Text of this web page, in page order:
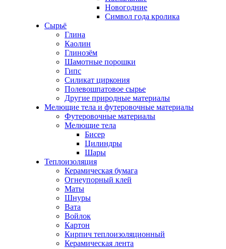
Новогодние
Символ года кролика
Сырьё
Глина
Каолин
Глинозём
Шамотные порошки
Гипс
Силикат циркония
Полевошпатовое сырье
Другие природные материалы
Мелющие тела и футеровочные материалы
Футеровочные материалы
Мелющие тела
Бисер
Цилиндры
Шары
Теплоизоляция
Керамическая бумага
Огнеупорный клей
Маты
Шнуры
Вата
Войлок
Картон
Кирпич теплоизоляционный
Керамическая лента